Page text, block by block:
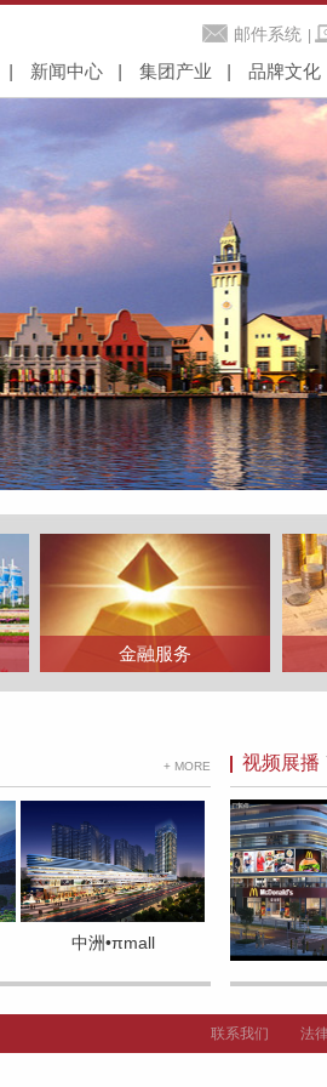
邮件系统
新闻中心 集团产业
房地产开发与经营
产业园区建设与企业孵化
基础设施投资
股权投资
品牌文化
品牌诠释
企业理念
企业视频
金融服务
+ MORE
中洲•πmall
视频展播
联系我们 法